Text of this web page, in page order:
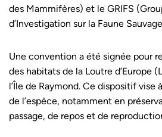
des Mammifères) et le GRIFS
d’Investigation sur la Faune
Une convention a été signée pour
des habitats de la Loutre d’Europe
l’Île de Raymond. Ce dispositif vise
de l’espèce, notamment en
passage, de repos et de